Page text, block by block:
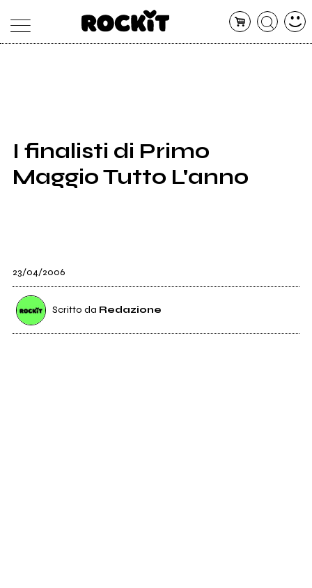
SHOP
RADIO
I finalisti di Primo
Maggio Tutto L'anno
23/04/2006
Scritto da Redazione